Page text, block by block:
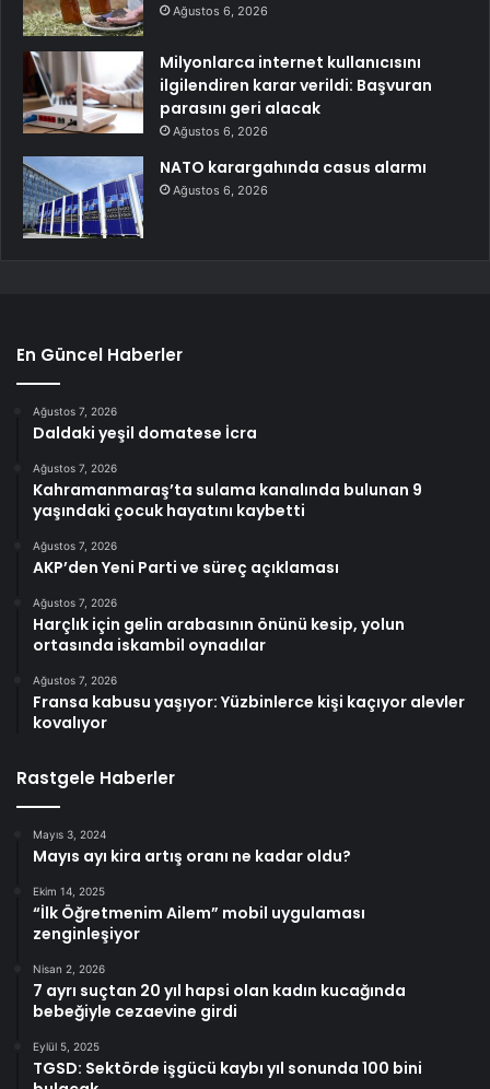
Ağustos 6, 2026
Milyonlarca internet kullanıcısını
ilgilendiren karar verildi: Başvuran
parasını geri alacak
Ağustos 6, 2026
NATO karargahında casus alarmı
Ağustos 6, 2026
En Güncel Haberler
Ağustos 7, 2026
Daldaki yeşil domatese İcra
Ağustos 7, 2026
Kahramanmaraş’ta sulama kanalında bulunan 9
yaşındaki çocuk hayatını kaybetti
Ağustos 7, 2026
AKP’den Yeni Parti ve süreç açıklaması
Ağustos 7, 2026
Harçlık için gelin arabasının önünü kesip, yolun
ortasında iskambil oynadılar
Ağustos 7, 2026
Fransa kabusu yaşıyor: Yüzbinlerce kişi kaçıyor alevler
kovalıyor
Rastgele Haberler
Mayıs 3, 2024
Mayıs ayı kira artış oranı ne kadar oldu?
Ekim 14, 2025
“İlk Öğretmenim Ailem” mobil uygulaması
zenginleşiyor
Nisan 2, 2026
7 ayrı suçtan 20 yıl hapsi olan kadın kucağında
bebeğiyle cezaevine girdi
Eylül 5, 2025
TGSD: Sektörde işgücü kaybı yıl sonunda 100 bini